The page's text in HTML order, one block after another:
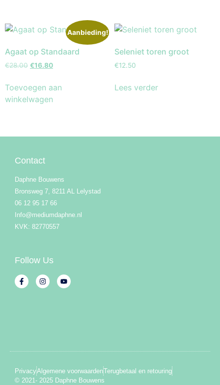
Aanbieding!
Agaat op Standaard
€28.00 €16.80
Toevoegen aan
winkelwagen
Seleniet toren groot
€12.50
Lees verder
Contact
Daphne Bouwens
Bronsweg 7, 8211 AL Lelystad
06 12 95 17 66
Info@mediumdaphne.nl
KVK: 82770557
Follow Us
PrivacyAlgemene voorwaardenTerugbetaal en retouring
© 2021- 2025 Daphne Bouwens